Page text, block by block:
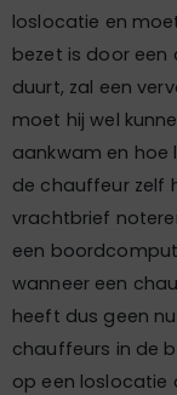
loslocatie en
bezet is door een
duurt, zal een
moet hij wel
aankwam en hoe
de chauffeur zelf
vrachtbrief
een
wanneer een
heeft dus geen
chauffeurs in de
op een loslocatie